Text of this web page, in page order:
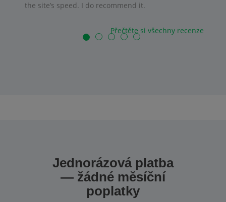
the site’s speed. I do recommend it.
Přečtěte si všechny recenze
Jednorázová platba
— žádné měsíční
poplatky